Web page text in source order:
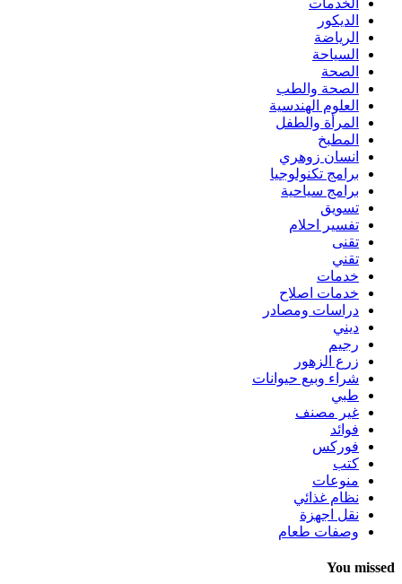
الخدمات
الديكور
الرياضة
السياحة
الصحة
الصحة والطب
العلوم الهندسية
المرأة والطفل
المطبخ
انسان زوهري
برامج تكنولوجيا
برامج سياحية
تسويق
تفسير احلام
تقنى
تقني
خدمات
خدمات اصلاح
دراسات ومصادر
ديني
رجيم
زرع الزهور
شراء وبيع حيوانات
طبي
غير مصنف
فوائد
فوركس
كتب
منوعات
نظام غذائي
نقل اجهزة
وصفات طعام
You missed